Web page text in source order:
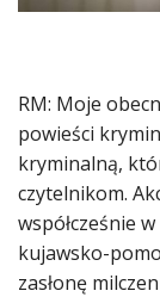
RM: Moje
powieści
kryminalną,
czytelnikom.
współcześnie
kujawsko-
zasłonę